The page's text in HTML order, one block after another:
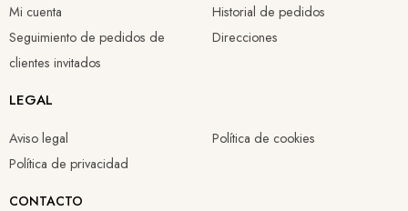
Mi cuenta
Seguimiento de pedidos de
clientes invitados
Historial de pedidos
Direcciones
LEGAL
Aviso legal
Política de privacidad
Política de cookies
CONTACTO